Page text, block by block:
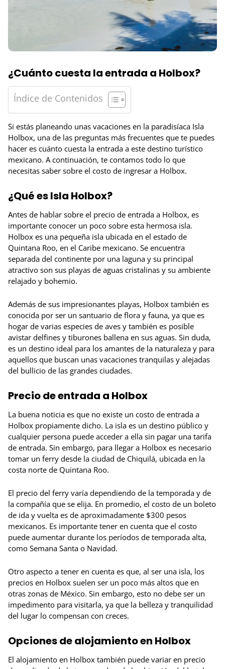
¿Cuánto cuesta la entrada a Holbox?
Índice de Contenidos
Si estás planeando unas vacaciones en la paradisíaca Isla
Holbox, una de las preguntas más frecuentes que te puedes
hacer es cuánto cuesta la entrada a este destino turístico
mexicano. A continuación, te contamos todo lo que
necesitas saber sobre el costo de ingresar a Holbox.
¿Qué es Isla Holbox?
Antes de hablar sobre el precio de entrada a Holbox, es
importante conocer un poco sobre esta hermosa isla.
Holbox es una pequeña isla ubicada en el estado de
Quintana Roo, en el Caribe mexicano. Se encuentra
separada del continente por una laguna y su principal
atractivo son sus playas de aguas cristalinas y su ambiente
relajado y bohemio.
Además de sus impresionantes playas, Holbox también es
conocida por ser un santuario de flora y fauna, ya que es
hogar de varias especies de aves y también es posible
avistar delfines y tiburones ballena en sus aguas. Sin duda,
es un destino ideal para los amantes de la naturaleza y para
aquellos que buscan unas vacaciones tranquilas y alejadas
del bullicio de las grandes ciudades.
Precio de entrada a Holbox
La buena noticia es que no existe un costo de entrada a
Holbox propiamente dicho. La isla es un destino público y
cualquier persona puede acceder a ella sin pagar una tarifa
de entrada. Sin embargo, para llegar a Holbox es necesario
tomar un ferry desde la ciudad de Chiquilá, ubicada en la
costa norte de Quintana Roo.
El precio del ferry varía dependiendo de la temporada y de
la compañía que se elija. En promedio, el costo de un boleto
de ida y vuelta es de aproximadamente $300 pesos
mexicanos. Es importante tener en cuenta que el costo
puede aumentar durante los períodos de temporada alta,
como Semana Santa o Navidad.
Otro aspecto a tener en cuenta es que, al ser una isla, los
precios en Holbox suelen ser un poco más altos que en
otras zonas de México. Sin embargo, esto no debe ser un
impedimento para visitarla, ya que la belleza y tranquilidad
del lugar lo compensan con creces.
Opciones de alojamiento en Holbox
El alojamiento en Holbox también puede variar en precio